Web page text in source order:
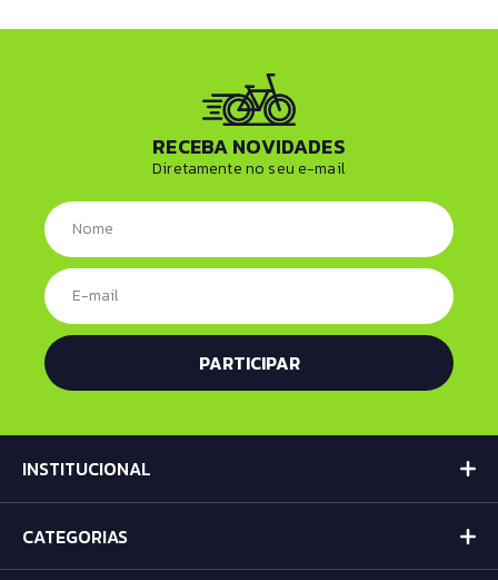
RECEBA NOVIDADES
Diretamente no seu e-mail
INSTITUCIONAL
CATEGORIAS